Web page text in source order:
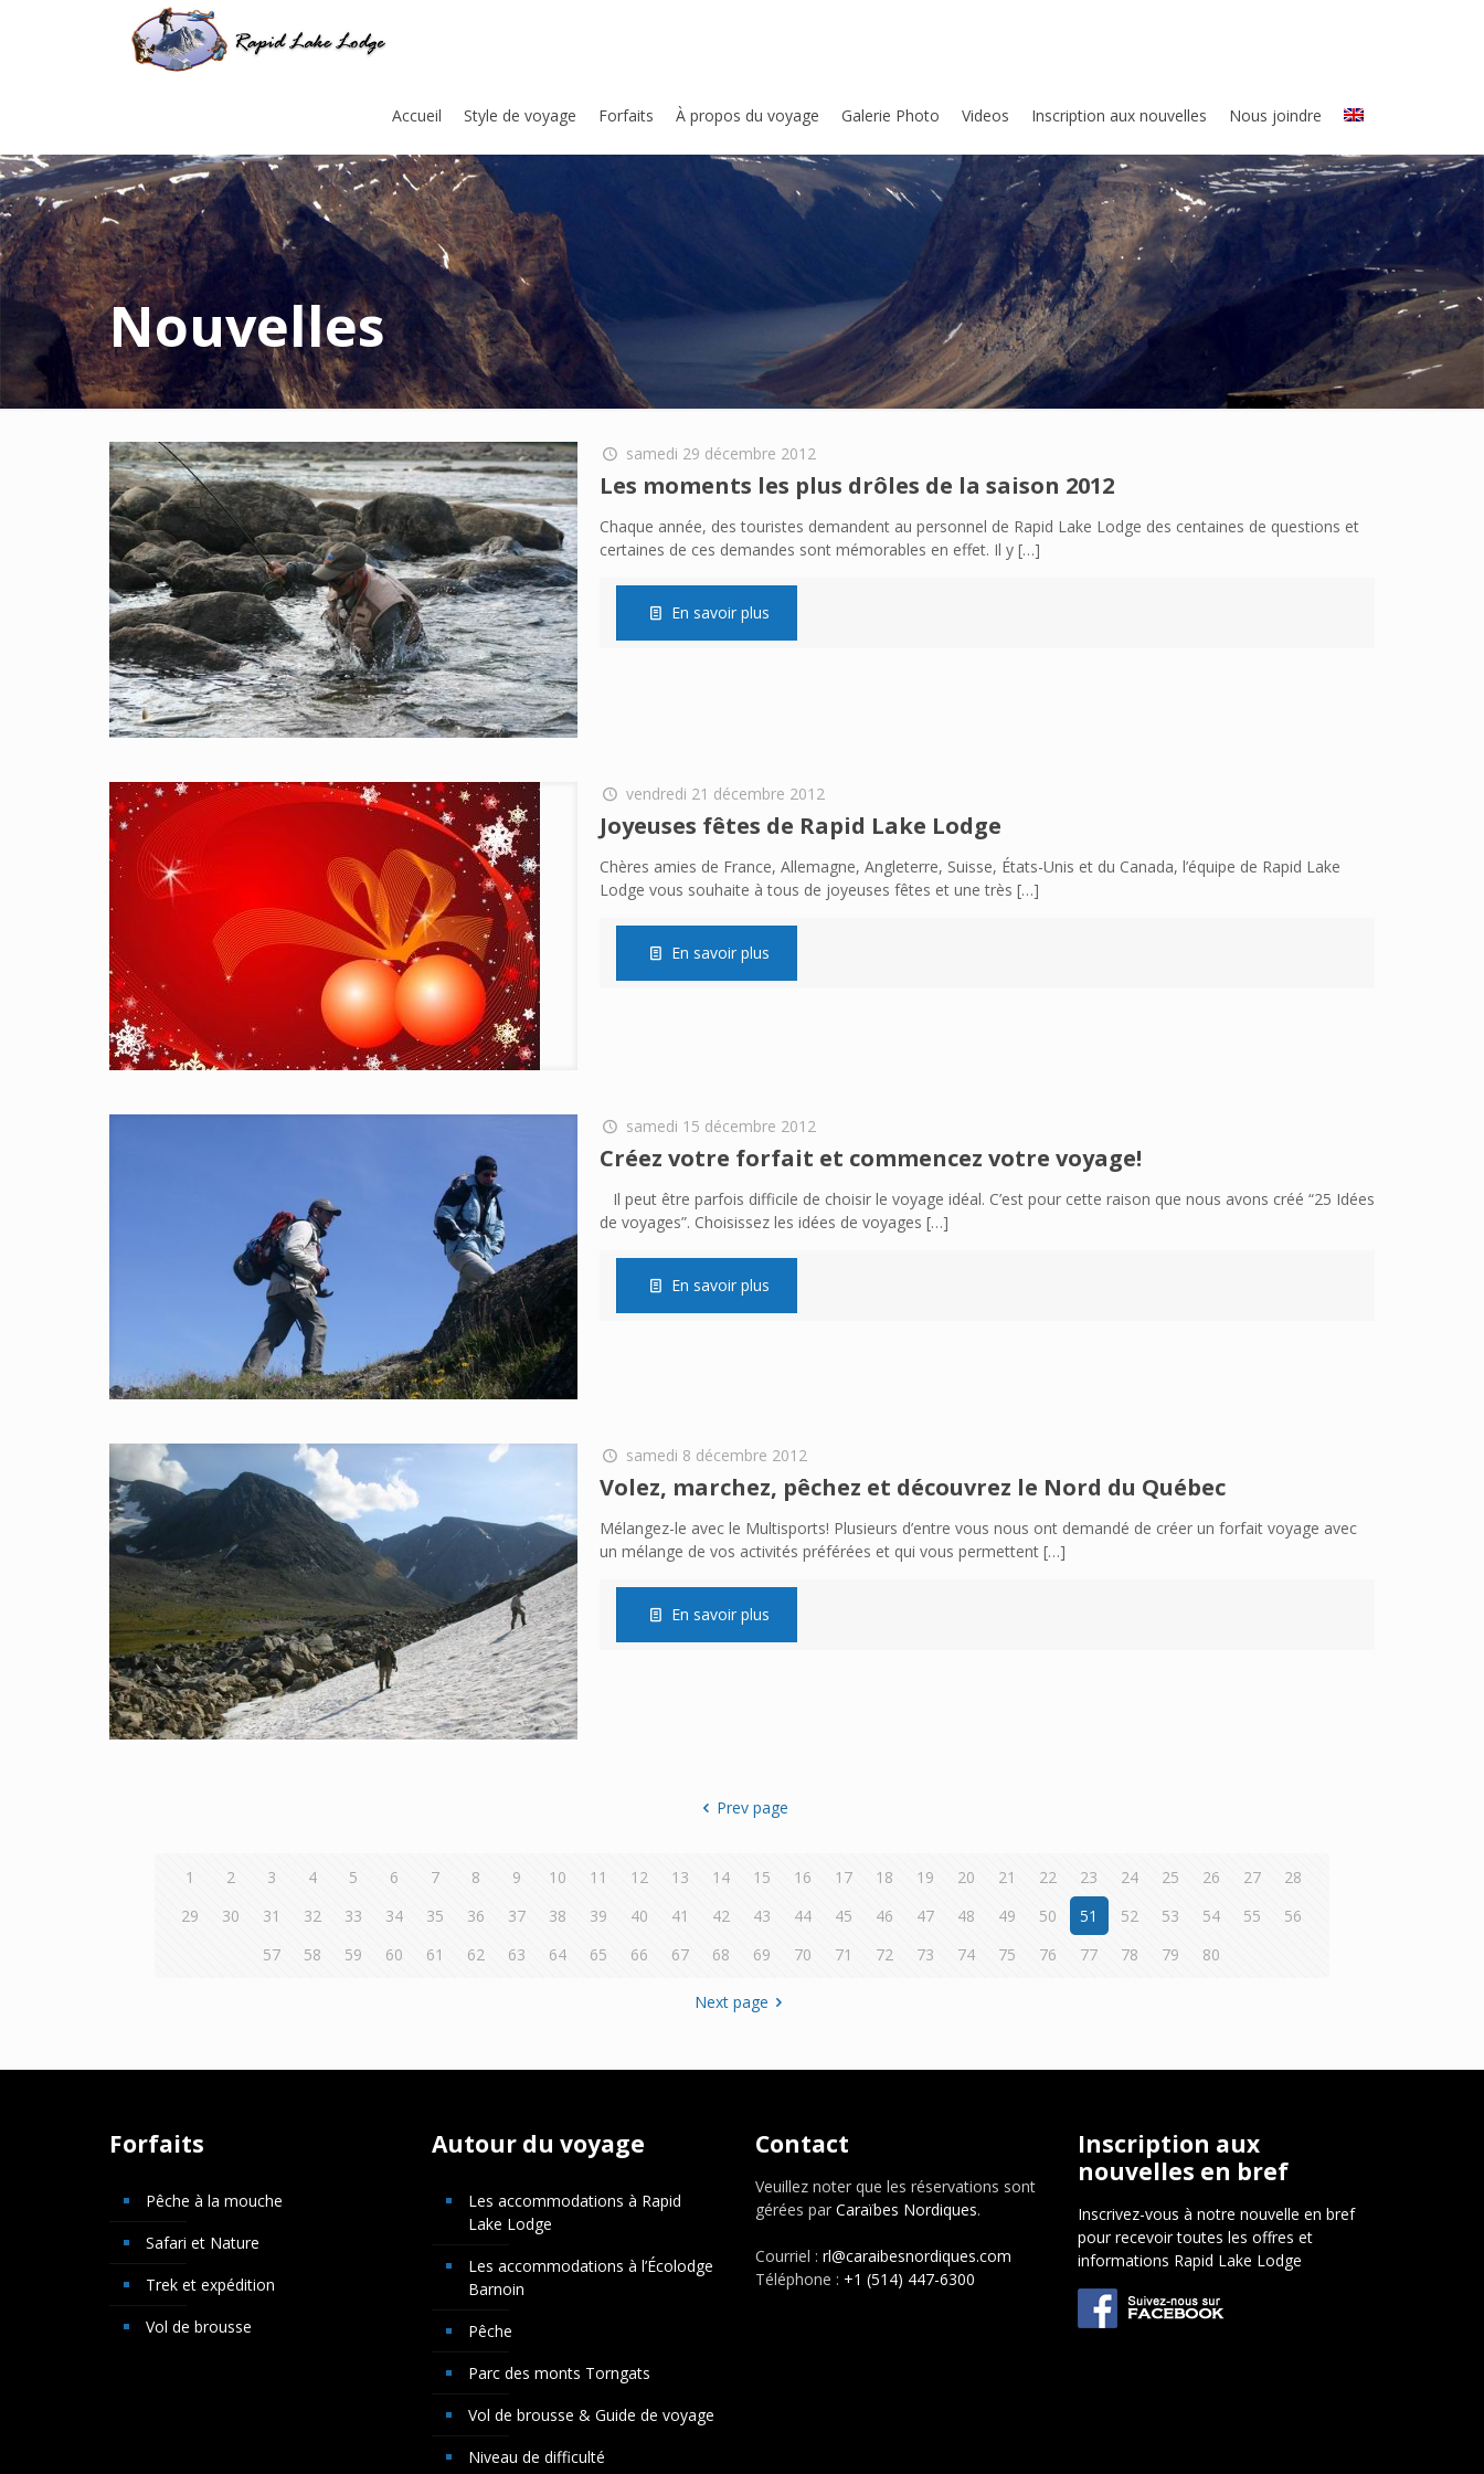
Accueil Style de voyage Forfaits À propos du voyage Galerie Photo Videos Inscription aux nouvelles Nous joindre
Nouvelles
samedi 29 décembre 2012
Les moments les plus drôles de la saison 2012
Chaque année, des touristes demandent au personnel de Rapid Lake Lodge des centaines de questions et
certaines de ces demandes sont mémorables en effet. Il y[…]
En savoir plus
vendredi 21 décembre 2012
Joyeuses fêtes de Rapid Lake Lodge
Chères amies de France, Allemagne, Angleterre, Suisse, États-Unis et du Canada, l’équipe de Rapid Lake
Lodge vous souhaite à tous de joyeuses fêtes et une très […]
En savoir plus
samedi 15 décembre 2012
Créez votre forfait et commencez votre voyage!
Il peut être parfois difficile de choisir le voyage idéal. C’est pour cette raison que nous avons créé “25 Idées
de voyages”. Choisissez les idées de voyages […]
En savoir plus
samedi 8 décembre 2012
Volez, marchez, pêchez et découvrez le Nord du Québec
Mélangez-le avec le Multisports! Plusieurs d’entre vous nous ont demandé de créer un forfait voyage avec
un mélange de vos activités préférées et qui vous permettent[…]
En savoir plus
Prev page
1 2 3 4 5 6 7 8 9 10 11 12 13 14 15 16 17 18 19 20 21 22 23 24 25 26 27
28
29
30 31 32 33 34 35 36 37 38 39 40 41 42 43 44 45 46 47 48 49 50 51 52 53 54 55
56
57
58 59 60 61 62 63 64 65 66 67 68 69 70 71 72 73 74 75 76 77 78 79 80
Next page
Forfaits
Pêche à la mouche
Safari et Nature
Trek et expédition
Vol de brousse
Autour du voyage
Les accommodations à Rapid
Lake Lodge
Les accommodations à l’Écolodge
Barnoin
Pêche
Parc des monts Torngats
Vol de brousse & Guide de voyage
Niveau de difficulté
Contact
Veuillez noter que les réservations sont
gérées par Caraïbes Nordiques.
Courriel : rl@caraibesnordiques.com
Téléphone : +1 (514) 447-6300
Inscription aux
nouvelles en bref
Inscrivez-vous à notre nouvelle en bref
pour recevoir toutes les offres et
informations Rapid Lake Lodge